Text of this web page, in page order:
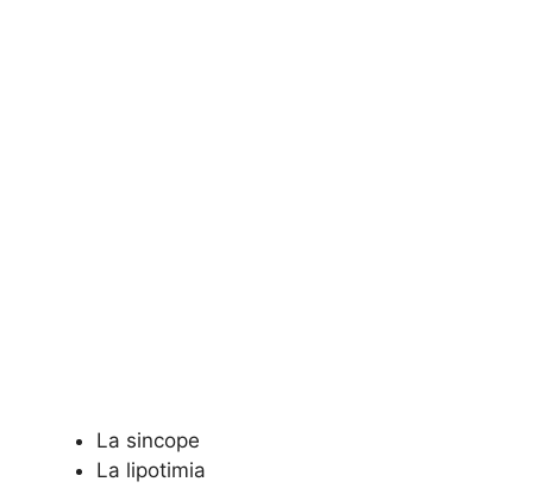
La sincope
La lipotimia